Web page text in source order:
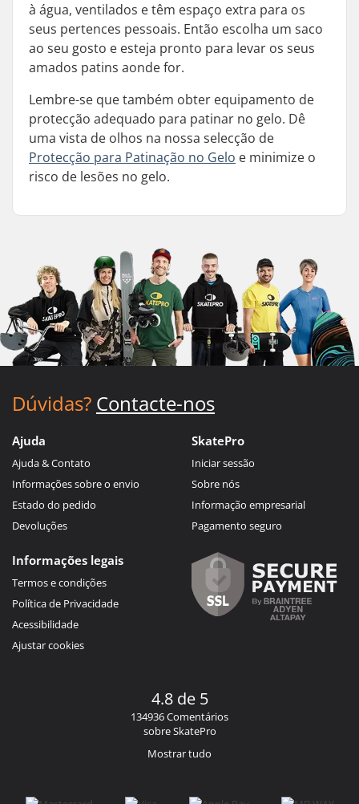
à água, ventilados e têm espaço extra para os
seus pertences pessoais. Então escolha um saco
ao seu gosto e esteja pronto para levar os seus
amados patins aonde for.
Lembre-se que também obter equipamento de
protecção adequado para patinar no gelo. Dê
uma vista de olhos na nossa selecção de
Protecção para Patinação no Gelo e minimize o
risco de lesões no gelo.
Dúvidas? Contacte-nos
Ajuda
Ajuda & Contato
Informações sobre o envio
Estado do pedido
Devoluções
SkatePro
Iniciar sessão
Sobre nós
Informação empresarial
Pagamento seguro
Informações legais
Termos e condições
Política de Privacidade
Acessibilidade
Ajustar cookies
4.8 de 5
134936 Comentários
sobre SkatePro
Mostrar tudo